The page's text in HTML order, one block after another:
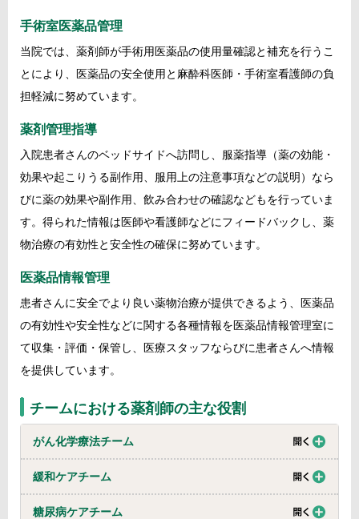
手術室医薬品管理
当院では、薬剤師が手術用医薬品の使用量確認と補充を行うこ
とにより、医薬品の安全使用と麻酔科医師・手術室看護師の負
担軽減に努めています。
薬剤管理指導
入院患者さんのベッドサイドへ訪問し、服薬指導（薬の効能・
効果や起こりうる副作用、服用上の注意事項などの説明）なら
びに薬の効果や副作用、飲み合わせの確認などもを行っていま
す。得られた情報は医師や看護師などにフィードバックし、薬
物治療の有効性と安全性の確保に努めています。
医薬品情報管理
患者さんに安全でより良い薬物治療が提供できるよう、医薬品
の有効性や安全性などに関する各種情報を医薬品情報管理室に
て収集・評価・保管し、医療スタッフならびに患者さんへ情報
を提供しています。
チームにおける薬剤師の主な役割
がん化学療法チーム
緩和ケアチーム
糖尿病ケアチーム